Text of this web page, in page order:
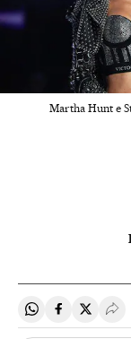
Martha Hunt e
Compartir en
Compartir